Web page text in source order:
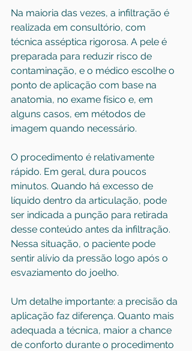
Na maioria das vezes, a infiltração é
realizada em consultório, com
técnica asséptica rigorosa. A pele é
preparada para reduzir risco de
contaminação, e o médico escolhe o
ponto de aplicação com base na
anatomia, no exame físico e, em
alguns casos, em métodos de
imagem quando necessário.
O procedimento é relativamente
rápido. Em geral, dura poucos
minutos. Quando há excesso de
líquido dentro da articulação, pode
ser indicada a punção para retirada
desse conteúdo antes da infiltração.
Nessa situação, o paciente pode
sentir alívio da pressão logo após o
esvaziamento do joelho.
Um detalhe importante: a precisão da
aplicação faz diferença. Quanto mais
adequada a técnica, maior a chance
de conforto durante o procedimento